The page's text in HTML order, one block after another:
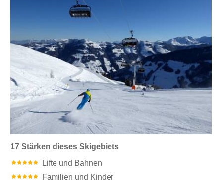
17 Stärken dieses Skigebiets
Lifte und Bahnen
Familien und Kinder